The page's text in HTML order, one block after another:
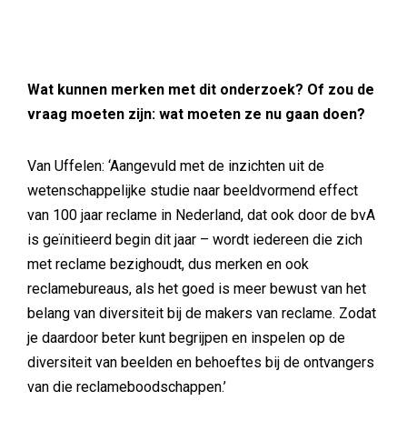
Wat kunnen merken met dit onderzoek? Of zou de
vraag moeten zijn: wat moeten ze nu gaan doen?
Van Uffelen: ‘Aangevuld met de inzichten uit de
wetenschappelijke studie naar beeldvormend effect
van 100 jaar reclame in Nederland, dat ook door de bvA
is geïnitieerd begin dit jaar – wordt iedereen die zich
met reclame bezighoudt, dus merken en ook
reclamebureaus, als het goed is meer bewust van het
belang van diversiteit bij de makers van reclame. Zodat
je daardoor beter kunt begrijpen en inspelen op de
diversiteit van beelden en behoeftes bij de ontvangers
van die reclameboodschappen.’